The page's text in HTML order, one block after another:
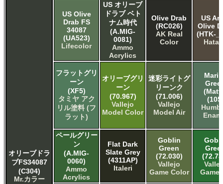
オリーブドラ
ブFS34087
(C304)
Mr.カラー
US Olive
Drab FS
34087
(UA523)
Lifecolor
US オリーブ
ドラブ ベト
ナム時代
(A.MIG-
0081)
Ammo
Acrylics
Olive Drab
(RC026)
AK Real
Color
US
Olive
(HTK-
フラットグリ
ーン
(XF5)
タミヤ アク
リル塗料 (フ
ラット)
オリーブグリ
ーン
(70.967)
Vallejo
Model Color
迷彩ライトグ
リーンク
(71.006)
Vallejo
Model Air
ペールグリー
ン
(A.MIG-
0060)
Ammo
Acrylics
Flat Dark
Slate Grey
(4311AP)
Italeri
Goblin
Green
(72.030)
Vallejo
Game Color
Game